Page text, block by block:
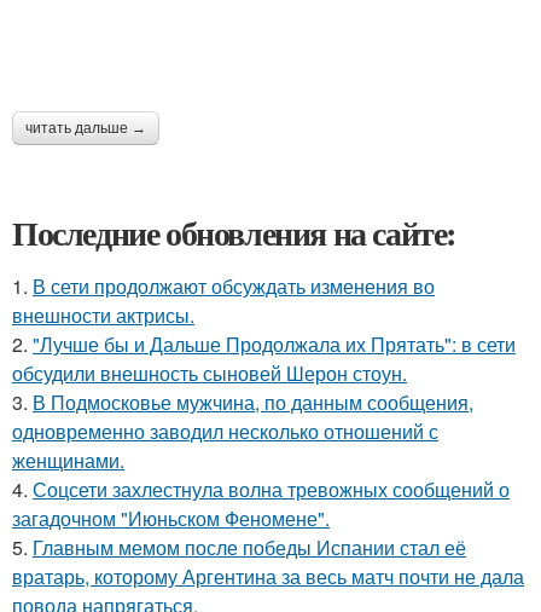
читать дальше →
Последние обновления на сайте:
1. В сети продолжают обсуждать изменения во
внешности актрисы.
2. "Лучше бы и Дальше Продолжала их Прятать": в сети
обсудили внешность сыновей Шерон стоун.
3. В Подмосковье мужчина, по данным сообщения,
одновременно заводил несколько отношений с
женщинами.
4. Соцсети захлестнула волна тревожных сообщений о
загадочном "Июньском Феномене".
5. Главным мемом после победы Испании стал её
вратарь, которому Аргентина за весь матч почти не дала
повода напрягаться.